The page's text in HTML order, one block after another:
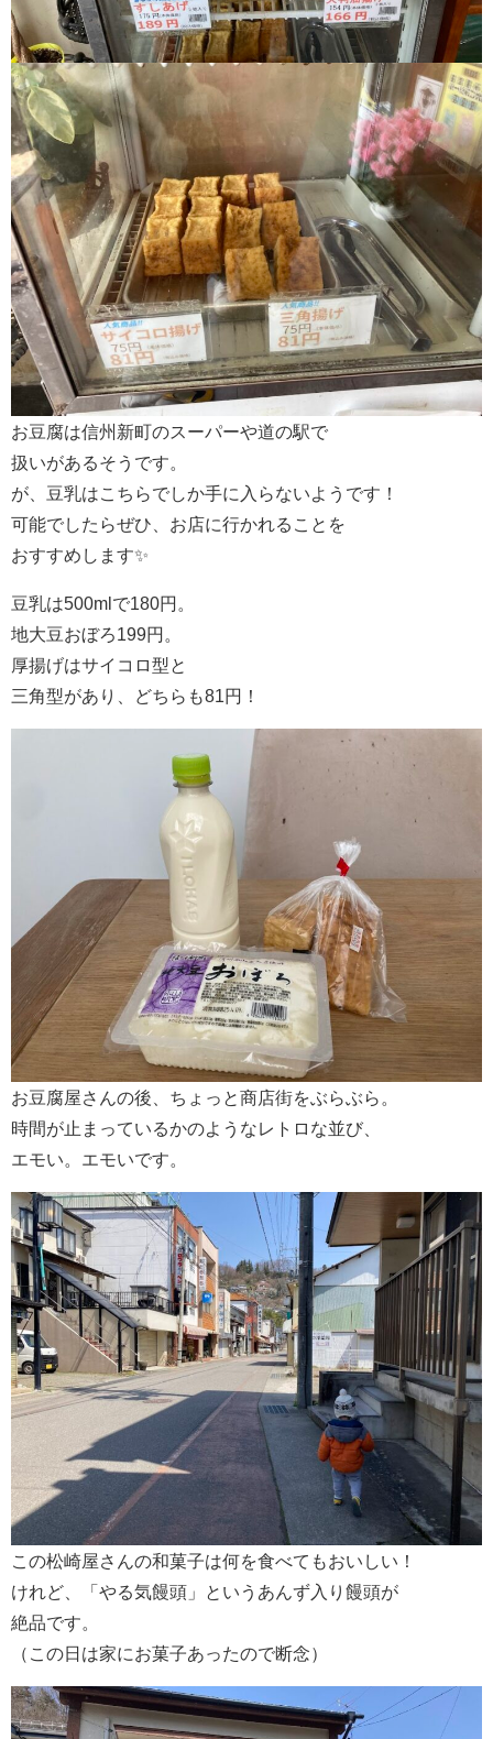
お豆腐は信州新町のスーパーや道の駅で
扱いがあるそうです。
が、豆乳はこちらでしか手に入らないようです！
可能でしたらぜひ、お店に行かれることを
おすすめします✨
豆乳は500mlで180円。
地大豆おぼろ199円。
厚揚げはサイコロ型と
三角型があり、どちらも81円！
お豆腐屋さんの後、ちょっと商店街をぶらぶら。
時間が止まっているかのようなレトロな並び、
エモい。エモいです。
この松崎屋さんの和菓子は何を食べてもおいしい！
けれど、「やる気饅頭」というあんず入り饅頭が
絶品です。
（この日は家にお菓子あったので断念）